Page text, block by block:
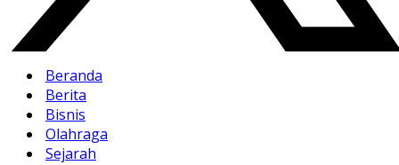
Beranda
Berita
Bisnis
Olahraga
Sejarah